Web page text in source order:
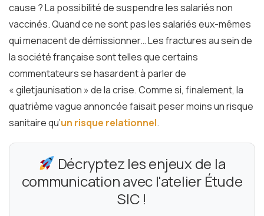
cause ? La possibilité de suspendre les salariés non
vaccinés. Quand ce ne sont pas les salariés eux-mêmes
qui menacent de démissionner… Les fractures au sein de
la société française sont telles que certains
commentateurs se hasardent à parler de
« giletjaunisation » de la crise. Comme si, finalement, la
quatrième vague annoncée faisait peser moins un risque
sanitaire qu’un risque relationnel.
Décryptez les enjeux de la
communication avec l'atelier Étude
SIC !